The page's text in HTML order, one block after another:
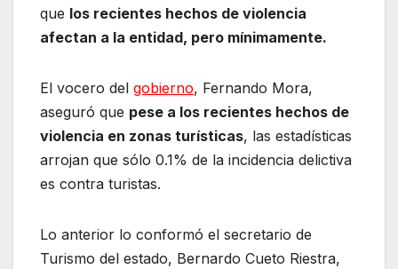
que los recientes hechos de violencia
afectan a la entidad, pero mínimamente.
El vocero del gobierno, Fernando Mora,
aseguró que pese a los recientes hechos de
violencia en zonas turísticas, las estadísticas
arrojan que sólo 0.1% de la incidencia delictiva
es contra turistas.
Lo anterior lo conformó el secretario de
Turismo del estado, Bernardo Cueto Riestra,